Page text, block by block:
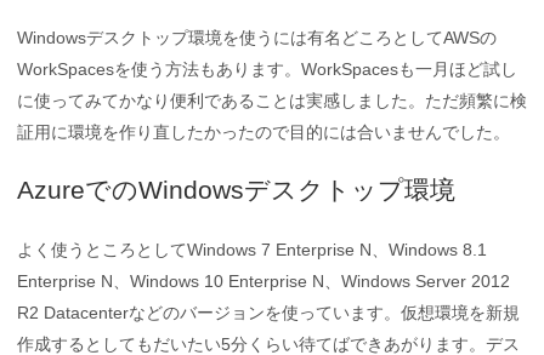
Windowsデスクトップ環境を使うには有名どころとしてAWSの
WorkSpacesを使う方法もあります。WorkSpacesも一月ほど試し
に使ってみてかなり便利であることは実感しました。ただ頻繁に検
証用に環境を作り直したかったので目的には合いませんでした。
AzureでのWindowsデスクトップ環境
よく使うところとしてWindows 7 Enterprise N、Windows 8.1
Enterprise N、Windows 10 Enterprise N、Windows Server 2012
R2 Datacenterなどのバージョンを使っています。仮想環境を新規
作成するとしてもだいたい5分くらい待てばできあがります。デス